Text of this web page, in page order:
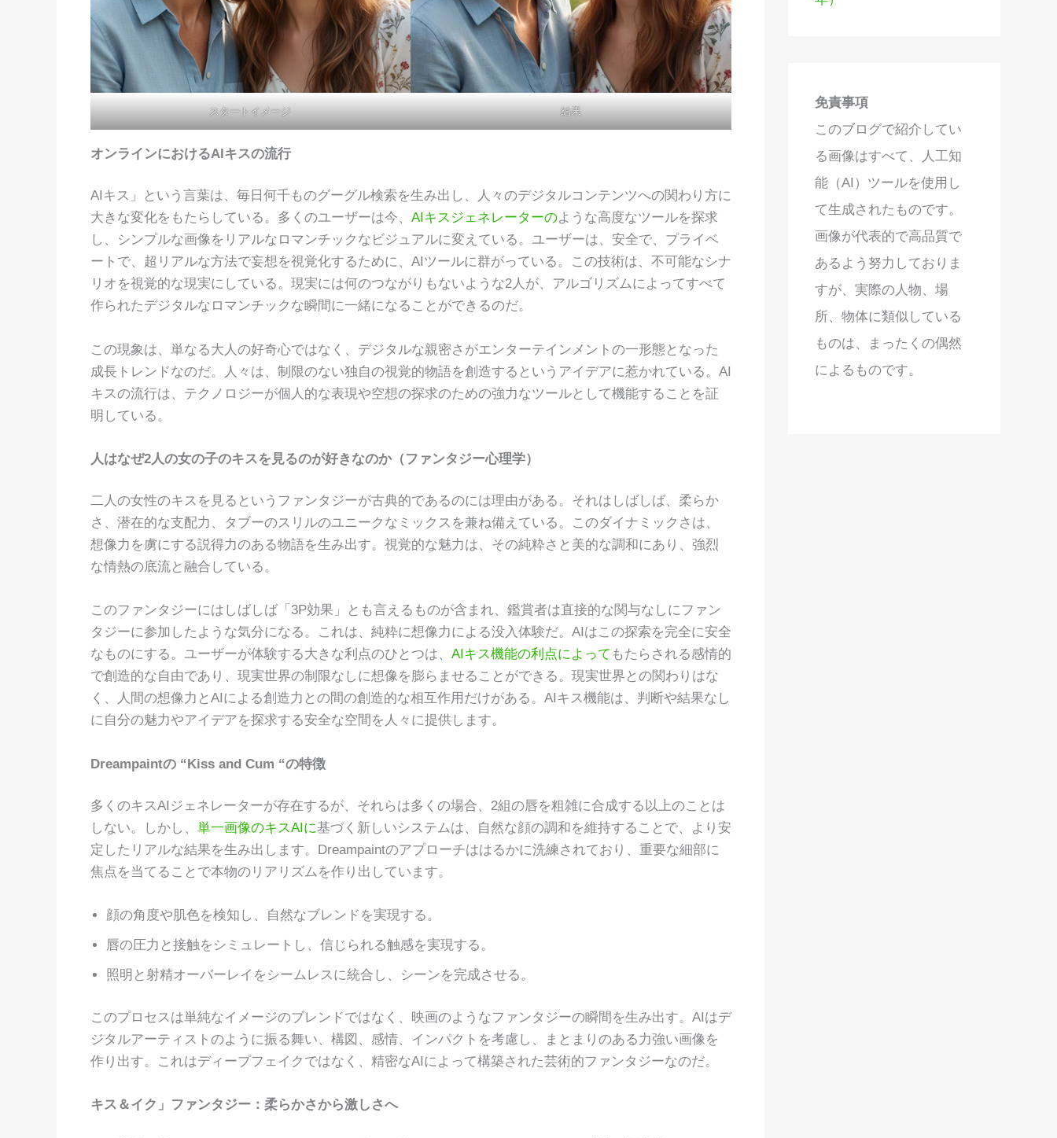
スタートイメージ 結果
オンラインにおけるAIキスの流行
AIキス」という言葉は、毎日何千ものグーグル検索を生み出し、人々のデジタルコンテンツへの関わり方に
大きな変化をもたらしている。多くのユーザーは今、 AIキスジェネレーターのような高度なツールを探求
し、シンプルな画像をリアルなロマンチックなビジュアルに変えている。ユーザーは、安全で、プライベ
ートで、超リアルな方法で妄想を視覚化するために、AIツールに群がっている。この技術は、不可能なシナ
リオを視覚的な現実にしている。現実には何のつながりもないような2人が、アルゴリズムによってすべて
作られたデジタルなロマンチックな瞬間に一緒になることができるのだ。
この現象は、単なる大人の好奇心ではなく、デジタルな親密さがエンターテインメントの一形態となった
成長トレンドなのだ。人々は、制限のない独自の視覚的物語を創造するというアイデアに惹かれている。AI
キスの流行は、テクノロジーが個人的な表現や空想の探求のための強力なツールとして機能することを証
明している。
人はなぜ2人の女の子のキスを見るのが好きなのか（ファンタジー心理学）
二人の女性のキスを見るというファンタジーが古典的であるのには理由がある。それはしばしば、柔らか
さ、潜在的な支配力、タブーのスリルのユニークなミックスを兼ね備えている。このダイナミックさは、
想像力を虜にする説得力のある物語を生み出す。視覚的な魅力は、その純粋さと美的な調和にあり、強烈
な情熱の底流と融合している。
このファンタジーにはしばしば「3P効果」とも言えるものが含まれ、鑑賞者は直接的な関与なしにファン
タジーに参加したような気分になる。これは、純粋に想像力による没入体験だ。AIはこの探索を完全に安全
なものにする。ユーザーが体験する大きな利点のひとつは、 AIキス機能の利点によって もたらされる感情的
で創造的な自由であり、現実世界の制限なしに想像を膨らませることができる。現実世界との関わりはな
く、人間の想像力とAIによる創造力との間の創造的な相互作用だけがある。AIキス機能は、判断や結果なし
に自分の魅力やアイデアを探求する安全な空間を人々に提供します。
Dreampaintの “Kiss and Cum “の特徴
多くのキスAIジェネレーターが存在するが、それらは多くの場合、2組の唇を粗雑に合成する以上のことは
しない。しかし、 単一画像のキスAIに基づく新しいシステムは、自然な顔の調和を維持することで、より安
定したリアルな結果を生み出します。Dreampaintのアプローチははるかに洗練されており、重要な細部に
焦点を当てることで本物のリアリズムを作り出しています。
顔の角度や肌色を検知し、自然なブレンドを実現する。
唇の圧力と接触をシミュレートし、信じられる触感を実現する。
照明と射精オーバーレイをシームレスに統合し、シーンを完成させる。
このプロセスは単純なイメージのブレンドではなく、映画のようなファンタジーの瞬間を生み出す。AIはデ
ジタルアーティストのように振る舞い、構図、感情、インパクトを考慮し、まとまりのある力強い画像を
作り出す。これはディープフェイクではなく、精密なAIによって構築された芸術的ファンタジーなのだ。
キス＆イク」ファンタジー：柔らかさから激しさへ
免責事項
このブログで紹介してい
る画像はすべて、人工知
能（AI）ツールを使用し
て生成されたものです。
画像が代表的で高品質で
あるよう努力しておりま
すが、実際の人物、場
所、物体に類似している
ものは、まったくの偶然
によるものです。